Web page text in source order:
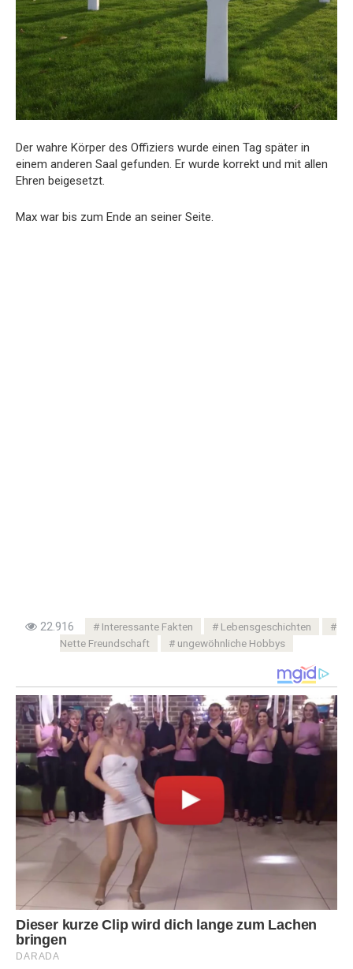
Der wahre Körper des Offiziers wurde einen Tag später in
einem anderen Saal gefunden. Er wurde korrekt und mit allen
Ehren beigesetzt.
Max war bis zum Ende an seiner Seite.
22.916 Interessante Fakten
Lebensgeschichten
Nette Freundschaft
ungewöhnliche Hobbys